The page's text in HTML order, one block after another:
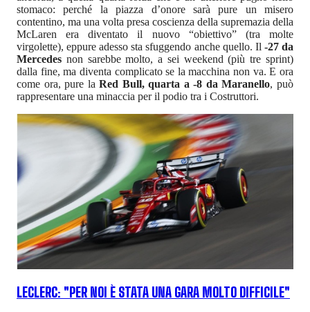
stomaco: perché la piazza d’onore sarà pure un misero
contentino, ma una volta presa coscienza della supremazia della
McLaren era diventato il nuovo “obiettivo” (tra molte
virgolette), eppure adesso sta sfuggendo anche quello. Il -27 da
Mercedes non sarebbe molto, a sei weekend (più tre sprint)
dalla fine, ma diventa complicato se la macchina non va. E ora
come ora, pure laRed Bull, quarta a -8 da Maranello, può
rappresentare una minaccia per il podio tra i Costruttori.
LECLERC: "PER NOI È STATA UNA GARA MOLTO DIFFICILE"